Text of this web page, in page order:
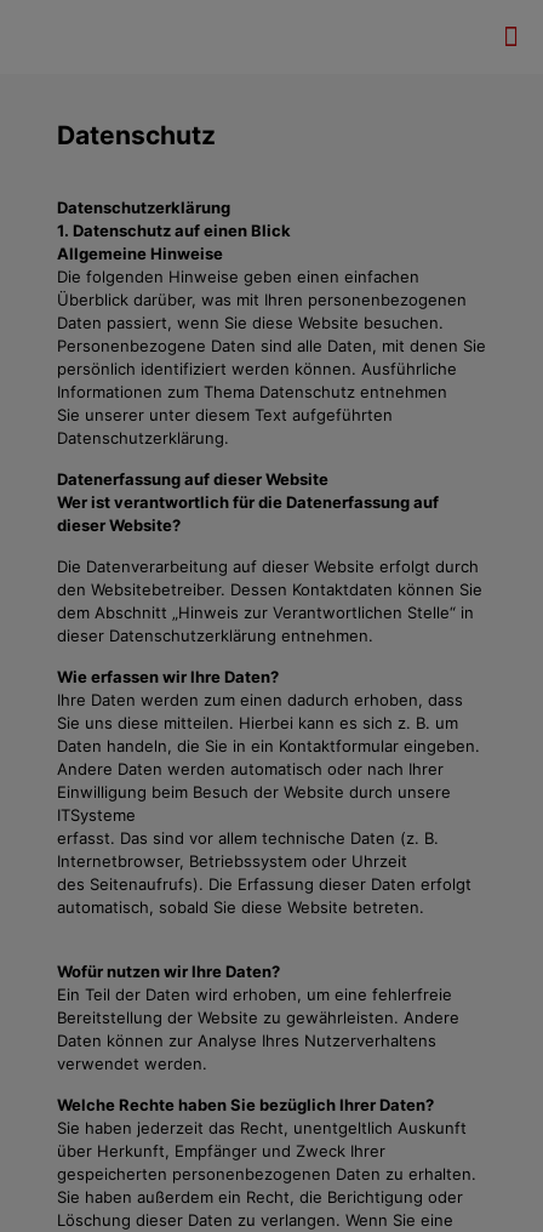
Datenschutz
Datenschutzerklärung
1. Datenschutz auf einen Blick
Allgemeine Hinweise
Die folgenden Hinweise geben einen einfachen
Überblick darüber, was mit Ihren personenbezogenen
Daten passiert, wenn Sie diese Website besuchen.
Personenbezogene Daten sind alle Daten, mit denen Sie
persönlich identifiziert werden können. Ausführliche
Informationen zum Thema Datenschutz entnehmen
Sie unserer unter diesem Text aufgeführten
Datenschutzerklärung.
Datenerfassung auf dieser Website
Wer ist verantwortlich für die Datenerfassung auf
dieser Website?
Die Datenverarbeitung auf dieser Website erfolgt durch
den Websitebetreiber. Dessen Kontaktdaten können Sie
dem Abschnitt „Hinweis zur Verantwortlichen Stelle“ in
dieser Datenschutzerklärung entnehmen.
Wie erfassen wir Ihre Daten?
Ihre Daten werden zum einen dadurch erhoben, dass
Sie uns diese mitteilen. Hierbei kann es sich z. B. um
Daten handeln, die Sie in ein Kontaktformular eingeben.
Andere Daten werden automatisch oder nach Ihrer
Einwilligung beim Besuch der Website durch unsere
ITSysteme
erfasst. Das sind vor allem technische Daten (z. B.
Internetbrowser, Betriebssystem oder Uhrzeit
des Seitenaufrufs). Die Erfassung dieser Daten erfolgt
automatisch, sobald Sie diese Website betreten.
Wofür nutzen wir Ihre Daten?
Ein Teil der Daten wird erhoben, um eine fehlerfreie
Bereitstellung der Website zu gewährleisten. Andere
Daten können zur Analyse Ihres Nutzerverhaltens
verwendet werden.
Welche Rechte haben Sie bezüglich Ihrer Daten?
Sie haben jederzeit das Recht, unentgeltlich Auskunft
über Herkunft, Empfänger und Zweck Ihrer
gespeicherten personenbezogenen Daten zu erhalten.
Sie haben außerdem ein Recht, die Berichtigung oder
Löschung dieser Daten zu verlangen. Wenn Sie eine